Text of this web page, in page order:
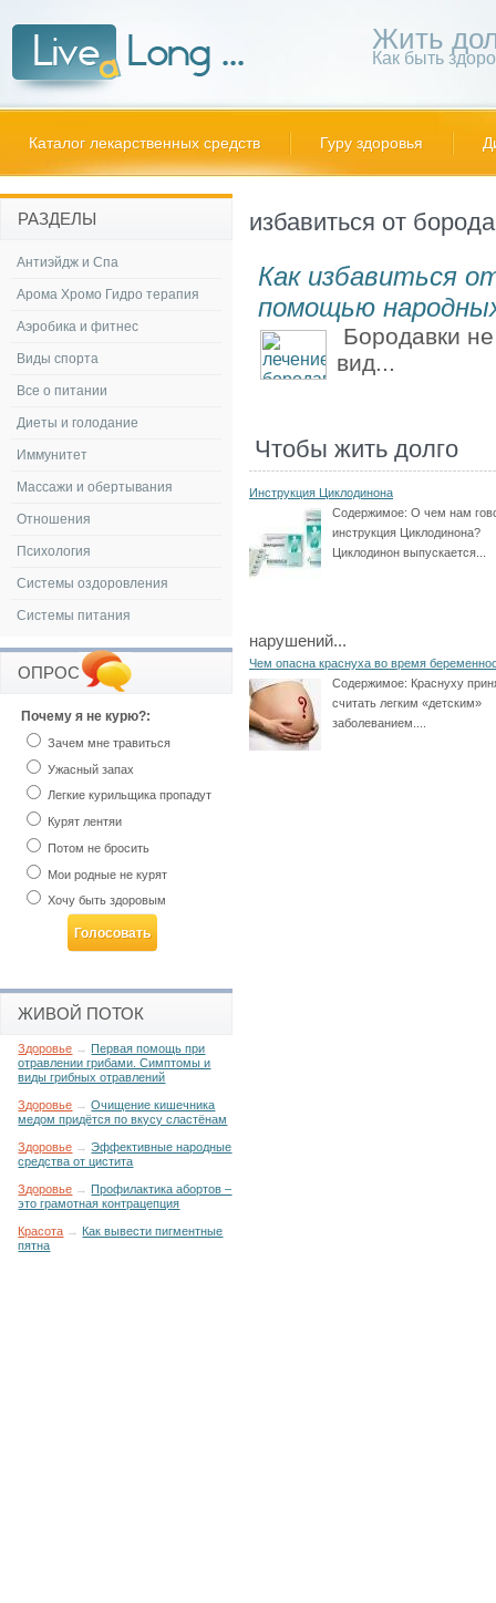
Жить
Как быть
Каталог лекарственных средств Гуру здоровья
избавиться от
Как избавиться
помощью
Бородавки не
вид...
Чтобы жить долго
Инструкция Циклодинона
Содержимое: О чем нам
инструкция Циклодинона?
Циклодинон выпускается...
нарушений...
Чем опасна краснуха во время
Содержимое: Краснуху
считать легким «детским»
заболеванием....
РАЗДЕЛЫ
Антиэйдж и Спа
Арома Хромо Гидро терапия
Аэробика и фитнес
Виды спорта
Все о питании
Диеты и голодание
Иммунитет
Массажи и обертывания
Отношения
Психология
Системы оздоровления
Системы питания
ОПРОС
Почему я не курю?:
Зачем мне травиться
Ужасный запах
Легкие курильщика пропадут
Курят лентяи
Потом не бросить
Мои родные не курят
Хочу быть здоровым
ЖИВОЙ ПОТОК
Здоровье → Первая помощь при
отравлении грибами. Симптомы и
виды грибных отравлений
Здоровье →Очищение кишечника
медом придётся по вкусу сластёнам
Здоровье →Эффективные народные
средства от цистита
Здоровье → Профилактика абортов –
это грамотная контрацепция
Красота → Как вывести пигментные
пятна